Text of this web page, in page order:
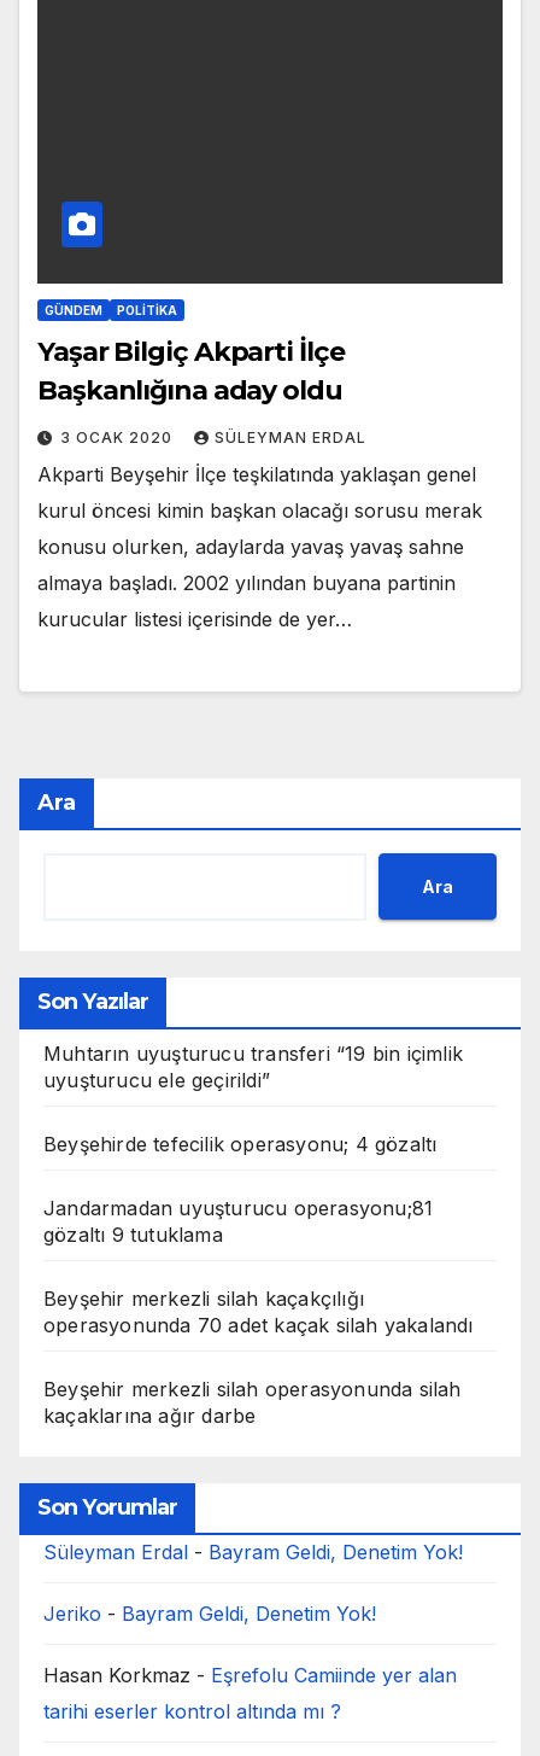
GÜNDEM POLITIKA
Yaşar Bilgiç Akparti İlçe
Başkanlığına aday oldu
3 OCAK 2020 SÜLEYMAN ERDAL
Akparti Beyşehir İlçe teşkilatında yaklaşan genel
kurul öncesi kimin başkan olacağı sorusu merak
konusu olurken, adaylarda yavaş yavaş sahne
almaya başladı. 2002 yılından buyana partinin
kurucular listesi içerisinde de yer…
Ara
Ara
Son Yazılar
Muhtarın uyuşturucu transferi “19 bin içimlik
uyuşturucu ele geçirildi”
Beyşehirde tefecilik operasyonu; 4 gözaltı
Jandarmadan uyuşturucu operasyonu;81
gözaltı 9 tutuklama
Beyşehir merkezli silah kaçakçılığı
operasyonunda 70 adet kaçak silah yakalandı
Beyşehir merkezli silah operasyonunda silah
kaçaklarına ağır darbe
Son Yorumlar
Süleyman Erdal - Bayram Geldi, Denetim Yok!
Jeriko - Bayram Geldi, Denetim Yok!
Hasan Korkmaz - Eşrefolu Camiinde yer alan
tarihi eserler kontrol altında mı ?